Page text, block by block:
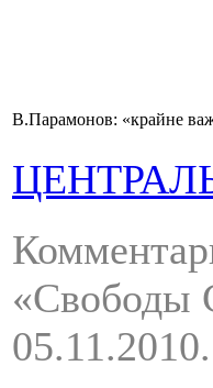
В.Парамонов: «крайне
«Свободы
05.11.2010.